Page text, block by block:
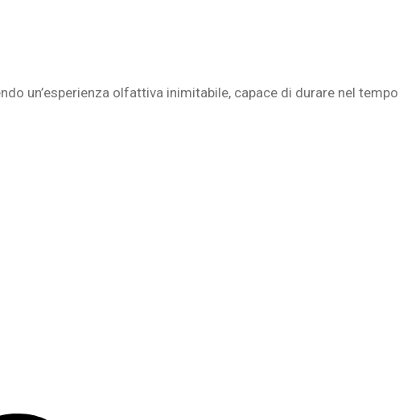
un’esperienza olfattiva inimitabile, capace di durare nel tempo